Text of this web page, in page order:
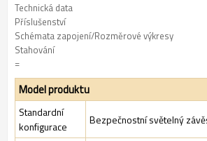
Technická data
Příslušenství
Schémata zapojení/Rozměrové výkresy
Stahování
=
Model produktu
Standardní
konfigurace
Bezpečnostní světelný